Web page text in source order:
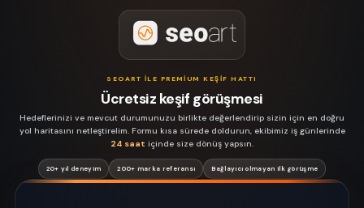
SEOART ILE PREMIUM KEŞIF HATTI
Ücretsiz keşif görüşmesi
Hedeflerinizi ve mevcut durumunuzu birlikte değerlendirip sizin için en doğru
yol haritasını netleştirelim. Formu kısa sürede doldurun, ekibimiz iş günlerinde
24 saat içinde size dönüş yapsın.
20+ yıl deneyim 200+ marka referansı Bağlayıcı olmayan ilk görüşme